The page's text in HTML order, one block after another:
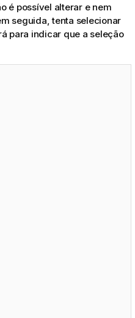
é possível alterar e nem
seguida, tenta selecionar
para indicar que a seleção